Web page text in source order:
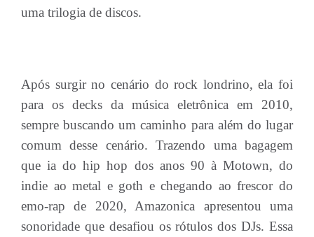
uma trilogia de discos.
Após surgir no cenário do rock londrino, ela foi
para os decks da música eletrônica em 2010,
sempre buscando um caminho para além do lugar
comum desse cenário. Trazendo uma bagagem
que ia do hip hop dos anos 90 à Motown, do
indie ao metal e goth e chegando ao frescor do
emo-rap de 2020, Amazonica apresentou uma
sonoridade que desafiou os rótulos dos DJs. Essa